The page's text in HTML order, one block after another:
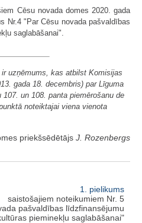
Cēsu novada domes 2020. gada
Nr.4 "Par Cēsu novada pašvaldības
saglabāšanai".
uzņēmums, kas atbilst Komisijas
gada 18. decembris) par Līguma
un 108. panta piemērošanu de
noteiktajai viena vienota
priekšsēdētājs J. Rozenbergs
1. pielikums
saistošajiem noteikumiem Nr. 5
pašvaldības līdzfinansējumu
pieminekļu saglabāšanai"